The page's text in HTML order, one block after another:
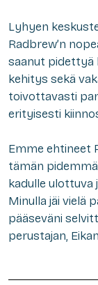
Lyhyen
Radbrew’n
saanut pidettyä
kehitys sekä
toivottavasti
erityisesti
Emme ehtineet
tämän
kadulle ulottuva
Minulla jäi vielä
pääseväni
perustajan,